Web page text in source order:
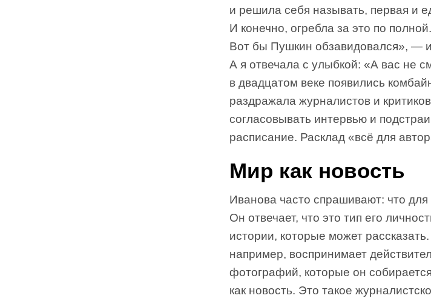
и решила себя называть, первая и
И конечно, огребла за это по
Вот бы Пушкин обзавидовался», —
А я отвечала с улыбкой: «А вас не
в двадцатом веке появились
раздражала журналистов и
согласовывать интервью и
расписание. Расклад «всё для
Мир как новость
Иванова часто спрашивают: что для
Он отвечает, что это тип его
истории, которые может
например, воспринимает
фотографий, которые он
как новость. Это такое